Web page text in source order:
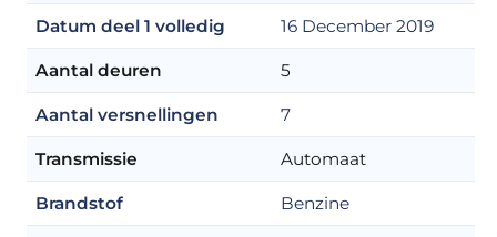
Datum deel 1 volledig 16 December 2019
Aantal deuren 5
Aantal versnellingen 7
Transmissie Automaat
Brandstof Benzine